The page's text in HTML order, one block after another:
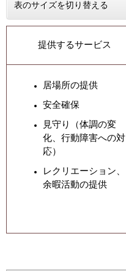
表のサイズを切り替える
提供するサービス
居場所の提供
安全確保
見守り（体調の変
化、行動障害への対
応）
レクリエーション、
余暇活動の提供